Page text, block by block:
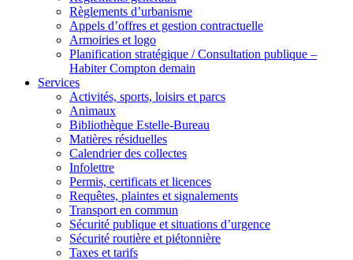
Règlements d’urbanisme
Appels d’offres et gestion contractuelle
Armoiries et logo
Planification stratégique / Consultation publique –
Habiter Compton demain
Services
Activités, sports, loisirs et parcs
Animaux
Bibliothèque Estelle-Bureau
Matières résiduelles
Calendrier des collectes
Infolettre
Permis, certificats et licences
Requêtes, plaintes et signalements
Transport en commun
Sécurité publique et situations d’urgence
Sécurité routière et piétonnière
Taxes et tarifs